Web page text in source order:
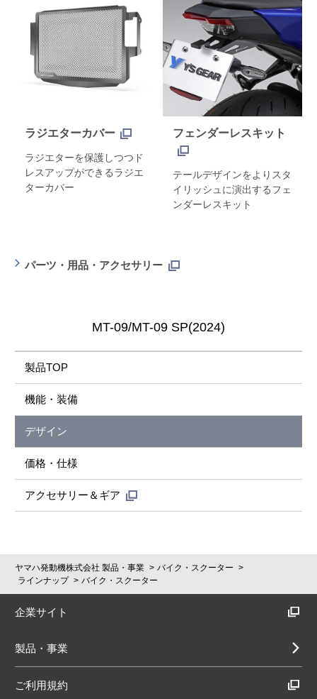
ラジエターカバー
ラジエターを保護しつつド
レスアップができるラジエ
ターカバー
フェンダーレスキット
テールデザインをよりスタ
イリッシュに演出するフェ
ンダーレスキット
パーツ・用品・アクセサリー
MT-09/MT-09 SP(2024)
製品TOP
機能・装備
デザイン
価格・仕様
アクセサリー＆ギア
ヤマハ発動機株式会社 製品・事業
バイク・スクーター
ラインナップ
バイク・スクーター
企業サイト
製品・事業
ご利用規約